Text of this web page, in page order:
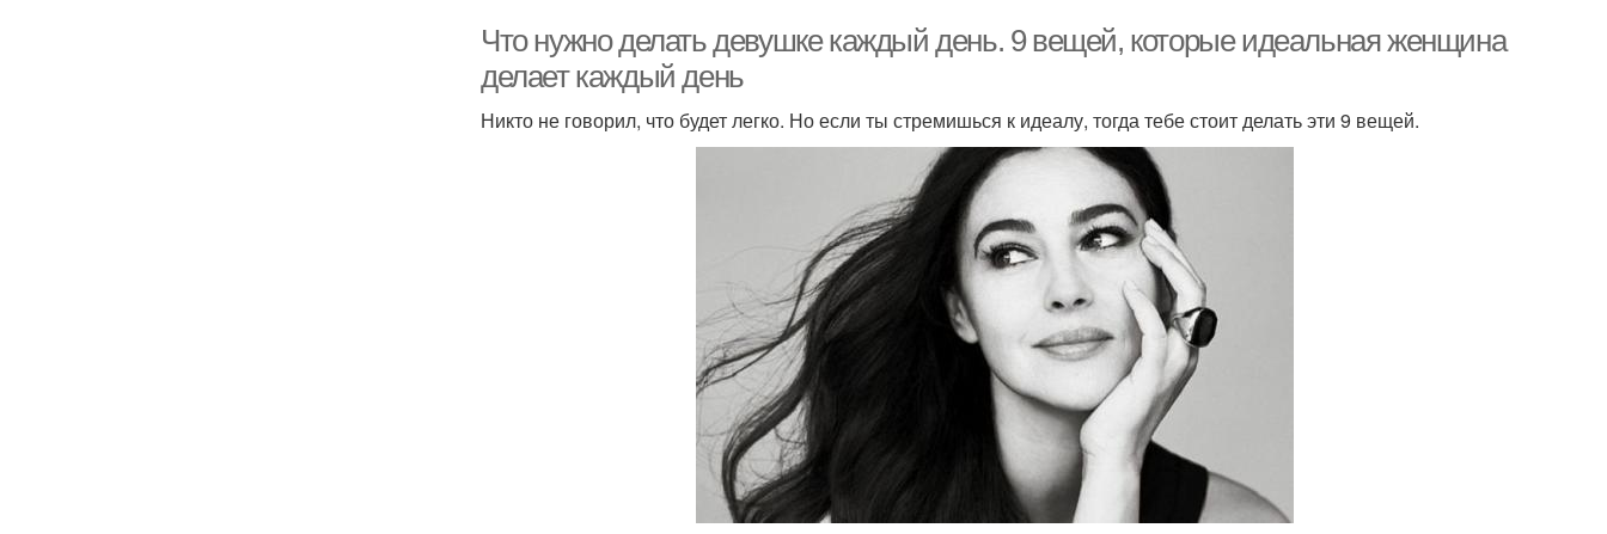
Что нужно делать девушке каждый день. 9 вещей, которые идеальная женщина
делает каждый день
Никто не говорил, что будет легко. Но если ты стремишься к идеалу, тогда тебе стоит делать эти 9 вещей.